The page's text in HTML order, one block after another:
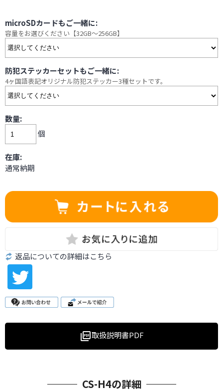
microSDカードもご一緒に:
容量をお選びください【32GB～256GB】
防犯ステッカーセットもご一緒に:
4ヶ国語表記オリジナル防犯ステッカー3種セットです。
数量:
個
在庫:
通常納期
返品についての詳細はこちら
picture_as_pdf取扱説明書PDF
CS-H4の詳細